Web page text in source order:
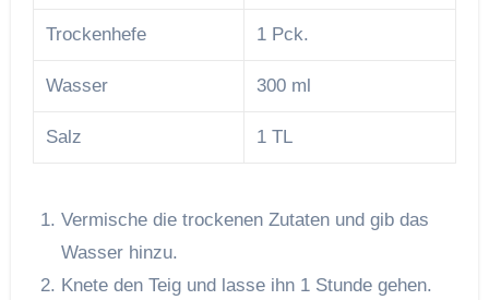
Trockenhefe 1 Pck.
Wasser 300 ml
Salz 1 TL
Vermische die trockenen Zutaten und gib das
Wasser hinzu.
Knete den Teig und lasse ihn 1 Stunde gehen.